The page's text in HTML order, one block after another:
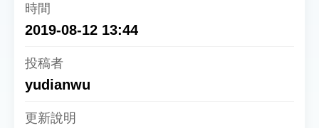
教學應用
2019-08-12 13:44
yudianwu